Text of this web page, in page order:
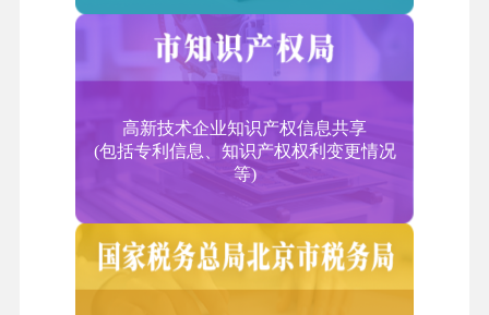
3.信息系统运营维护外包
信息系统运营和维护服务、基础信息技术服务
二、技术性业务流程外包服务（BPO）
企业业务流程设计服务、企业内部管理服务、企业供
应链管理服务
三、技术性知识流程外包服务（KPO）
知识产权研究、医药和生物技术研发和测试、产品技
术研发、工业设计、分析学和数据挖掘、动漫及网游
设计研发、教育课件研发、工程设计等领域。
高新技术企业知识产权信息共享
(包括专利信息、知识产权权利变更情况
等)